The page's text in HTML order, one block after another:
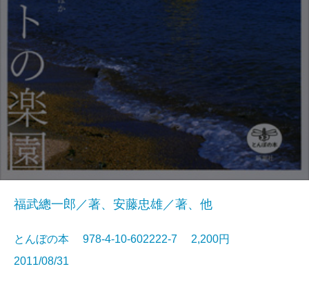
福武總一郎／著、安藤忠雄／著、他
とんぼの本 978-4-10-602222-7 2,200円
2011/08/31